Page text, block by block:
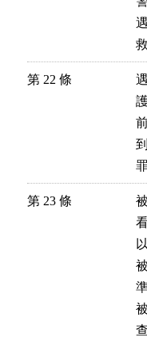
第 22 條
第 23 條